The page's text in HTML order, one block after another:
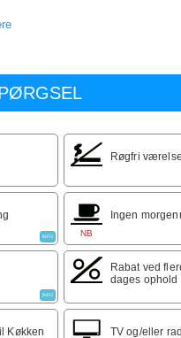
kaffe i kaffe automaten.
Bordtennis og masser af
Røgfri
INFO NB
Ingen
INFO
Rabat ved
dages ophold
Køkken TV og/eller